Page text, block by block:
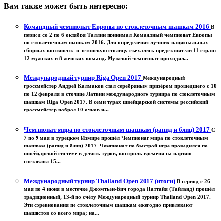
Вам также может быть интересно:
Командный чемпионат Европы по стоклеточным шашкам 2016 В
период со 2 по 6 октября Таллин принимал Командный чемпионат Европы
по стоклеточным шашкам 2016. Для определения лучших национальных
сборных континента в эстонскую столицу съехались представители 11 стран:
12 мужских и 8 женских команд. Мужской чемпионат проходил...
Международный турнир Riga Open 2017 Международный
гроссмейстер Андрей Калмаков стал серебряным призёром прошедшего с 10
по 12 февраля в столице Латвии международного турнира по стоклеточным
шашкам Riga Open 2017. В семи турах швейцарской системы российский
гроссмейстер набрал 10 очков и...
Чемпионат мира по стоклеточным шашкам (рапид и блиц) 2017 С
7 по 9 мая в турецком Измире прошёл Чемпионат мира по стоклеточным
шашкам (рапид и блиц) 2017. Чемпионат по быстрой игре проводился по
швейцарской системе в девять туров, контроль времени на партию
составлял 15...
Международный турнир Thailand Open 2017 (итоги) В период с 26
мая по 4 июня в местечке Джомтьен-Бич города Паттайя (Тайланд) прошёл
традиционный, 13-й по счёту Международный турнир Thailand Open 2017.
Эти соревнования по стоклеточным шашкам ежегодно привлекают
шашистов со всего мира; на...